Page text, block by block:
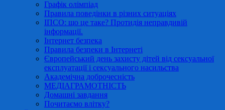
Графік олімпіад
Правила поведінки в різних ситуаціях
ІПСО: що це таке? Протидія неправдивій
інформації.
Інтернет безпека
Правила безпеки в Інтернеті
Європейський день захисту дітей від сексуальної
експлуатації і сексуального насильства
Академічна доброчесність
МЕДІАГРАМОТНІСТЬ
Домашні завдання
Почитаємо влітку?